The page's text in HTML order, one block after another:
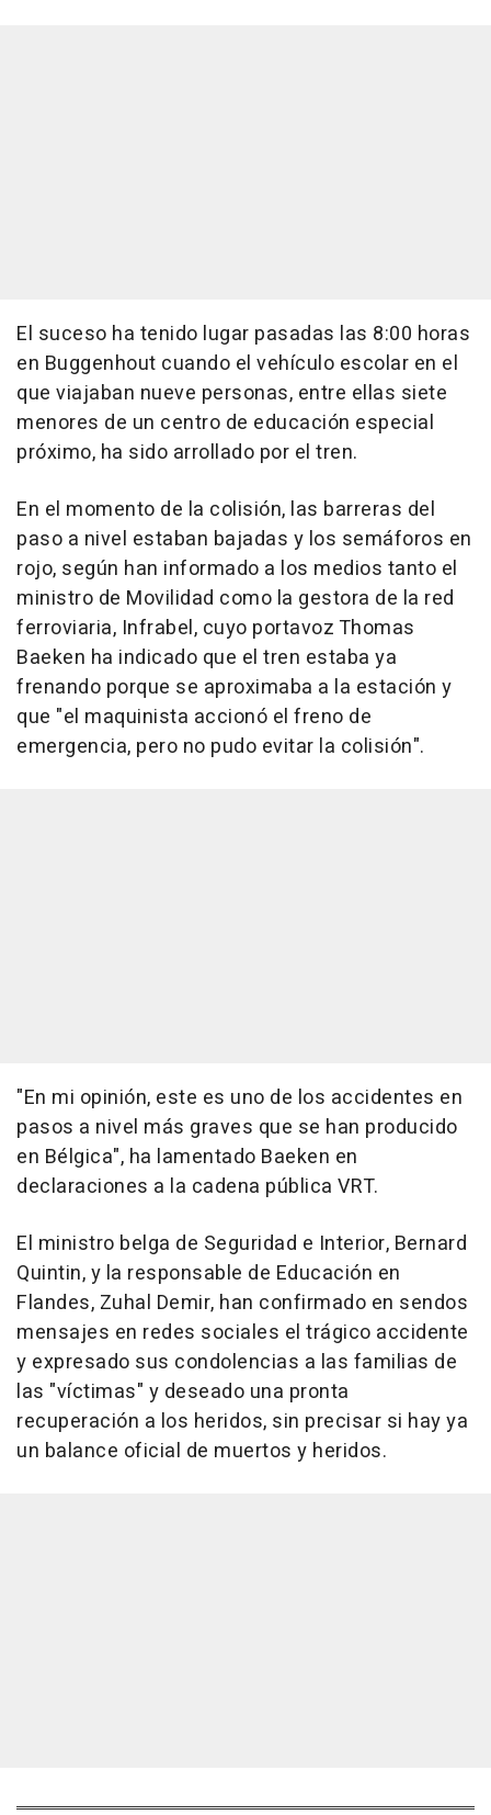
El suceso ha tenido lugar pasadas las 8:00 horas
en Buggenhout cuando el vehículo escolar en el
que viajaban nueve personas, entre ellas siete
menores de un centro de educación especial
próximo, ha sido arrollado por el tren.
En el momento de la colisión, las barreras del
paso a nivel estaban bajadas y los semáforos en
rojo, según han informado a los medios tanto el
ministro de Movilidad como la gestora de la red
ferroviaria, Infrabel, cuyo portavoz Thomas
Baeken ha indicado que el tren estaba ya
frenando porque se aproximaba a la estación y
que "el maquinista accionó el freno de
emergencia, pero no pudo evitar la colisión".
"En mi opinión, este es uno de los accidentes en
pasos a nivel más graves que se han producido
en Bélgica", ha lamentado Baeken en
declaraciones a la cadena pública VRT.
El ministro belga de Seguridad e Interior, Bernard
Quintin, y la responsable de Educación en
Flandes, Zuhal Demir, han confirmado en sendos
mensajes en redes sociales el trágico accidente
y expresado sus condolencias a las familias de
las "víctimas" y deseado una pronta
recuperación a los heridos, sin precisar si hay ya
un balance oficial de muertos y heridos.